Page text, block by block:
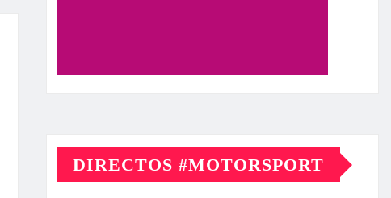
DIRECTOS #MOTORSPORT